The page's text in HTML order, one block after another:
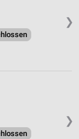
❯
❯